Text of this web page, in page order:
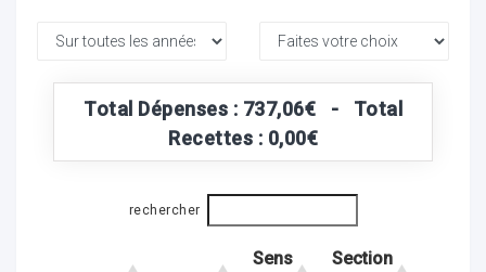
Total Dépenses : 737,06€ - Total
Recettes : 0,00€
rechercher
Sens
Section